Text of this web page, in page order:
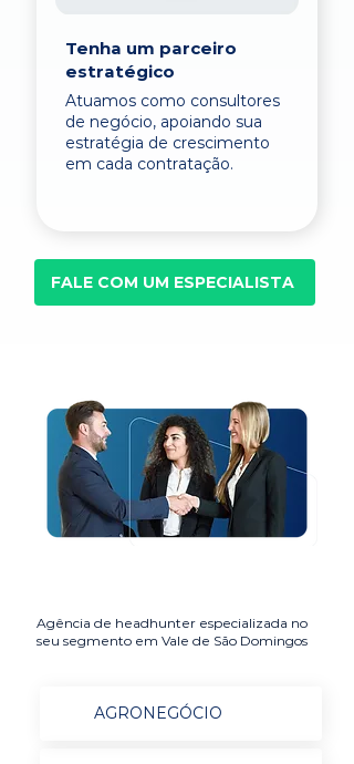
Tenha um parceiro
estratégico
Atuamos como consultores
de negócio, apoiando sua
estratégia de crescimento
em cada contratação.
FALE COM UM ESPECIALISTA
Agência de headhunter especializada no
seu segmento em Vale de São Domingos
AGRONEGÓCIO